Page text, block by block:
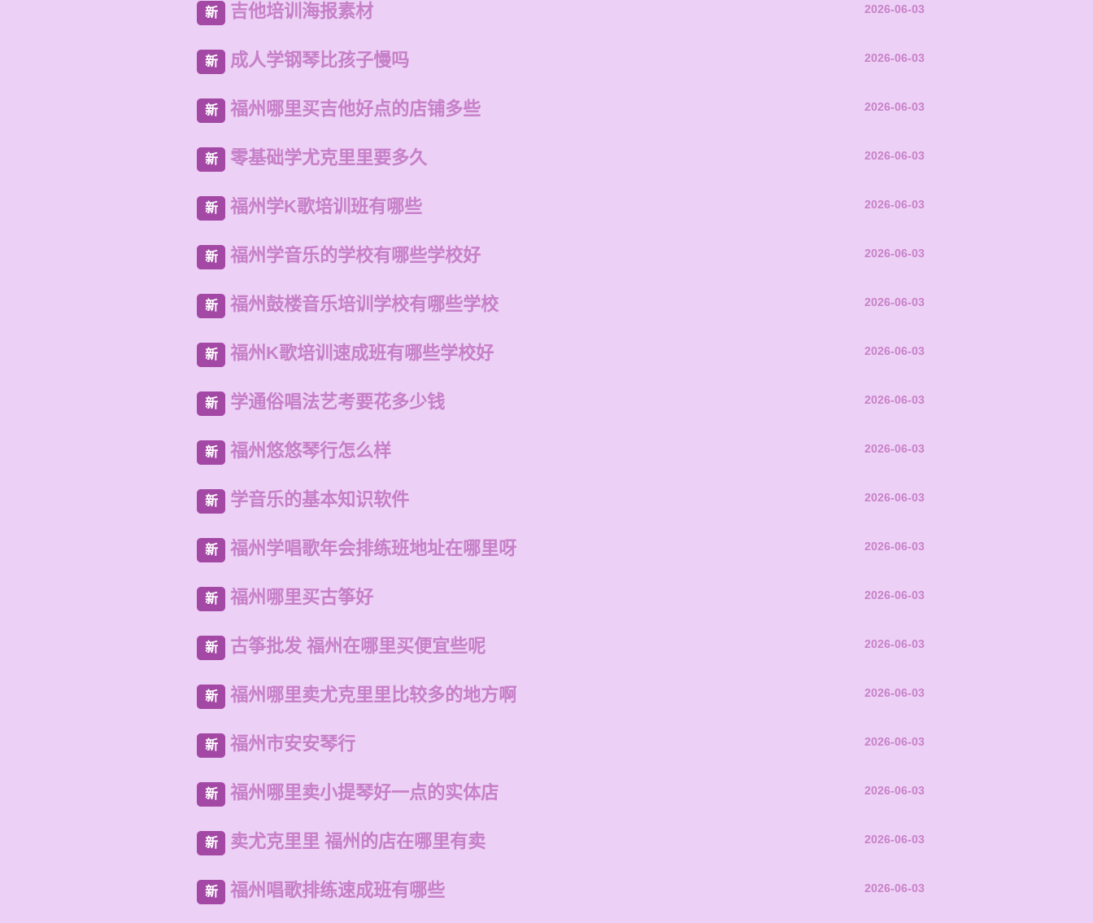
新 吉他培训海报素材 2026-06-03
新 成人学钢琴比孩子慢吗 2026-06-03
新 福州哪里买吉他好点的店铺多些 2026-06-03
新 零基础学尤克里里要多久 2026-06-03
新 福州学K歌培训班有哪些 2026-06-03
新 福州学音乐的学校有哪些学校好 2026-06-03
新 福州鼓楼音乐培训学校有哪些学校 2026-06-03
新 福州K歌培训速成班有哪些学校好 2026-06-03
新 学通俗唱法艺考要花多少钱 2026-06-03
新 福州悠悠琴行怎么样 2026-06-03
新 学音乐的基本知识软件 2026-06-03
新 福州学唱歌年会排练班地址在哪里呀 2026-06-03
新 福州哪里买古筝好 2026-06-03
新 古筝批发 福州在哪里买便宜些呢 2026-06-03
新 福州哪里卖尤克里里比较多的地方啊 2026-06-03
新 福州市安安琴行 2026-06-03
新 福州哪里卖小提琴好一点的实体店 2026-06-03
新 卖尤克里里 福州的店在哪里有卖 2026-06-03
新 福州唱歌排练速成班有哪些 2026-06-03